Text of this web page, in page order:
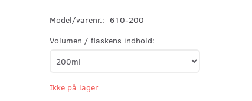
Model/varenr.: 610-200
Volumen / flaskens indhold:
Ikke på lager